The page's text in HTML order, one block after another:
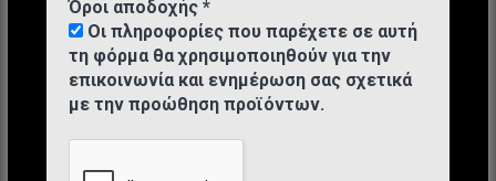
Όροι αποδοχής *
Οι πληροφορίες που παρέχετε σε αυτή
τη φόρμα θα χρησιμοποιηθούν για την
επικοινωνία και ενημέρωση σας σχετικά
με την προώθηση προϊόντων.